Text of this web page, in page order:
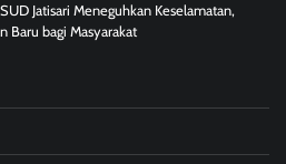
Jatisari Meneguhkan Keselamatan,
Baru bagi Masyarakat